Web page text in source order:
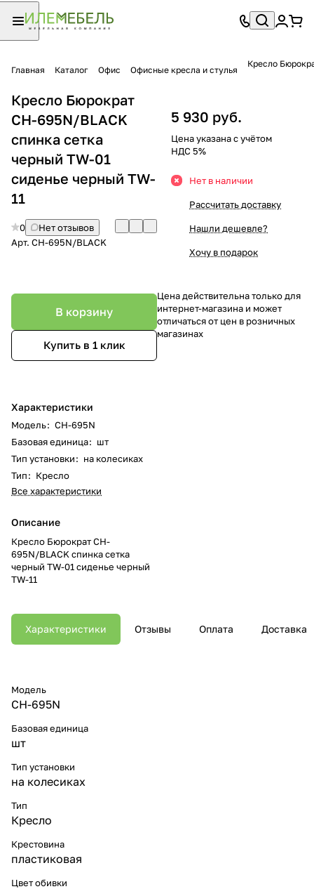
Главная Каталог Офис Офисные кресла и стулья
Кресло
Кресло Бюрократ
CH-695N/BLACK
спинка сетка
черный TW-01
сиденье черный TW-
11
0
Нет отзывов
Арт. CH-695N/BLACK
В корзину
Купить в 1 клик
Характеристики
Модель: CH-695N
Базовая единица: шт
Тип установки: на колесиках
Тип: Кресло
Все характеристики
Описание
Кресло Бюрократ CH-
695N/BLACK спинка сетка
черный TW-01 сиденье черный
TW-11
5 930 руб.
Цена указана с учётом
НДС 5%
Нет в наличии
Рассчитать доставку
Нашли дешевле?
Хочу в подарок
Цена действительна только для
интернет-магазина и может
отличаться от цен в розничных
магазинах
Характеристики Отзывы Оплата Доставка
Модель
CH-695N
Базовая единица
шт
Тип установки
на колесиках
Тип
Кресло
Крестовина
пластиковая
Цвет обивки